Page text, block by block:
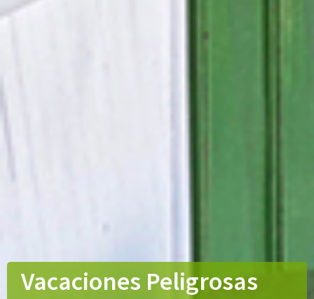
Vacaciones Peligrosas